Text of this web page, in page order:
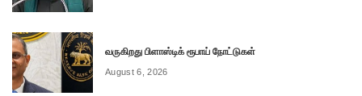
வருகிறது பிளாஸ்டிக் ரூபாய் நோட்டுகள்
August 6, 2026